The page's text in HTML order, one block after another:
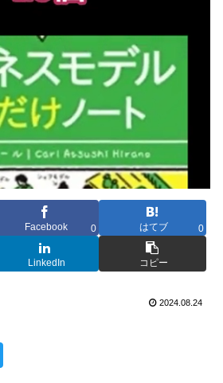
Facebook 0 はてブ 0
LinkedIn コピー
2024.08.24